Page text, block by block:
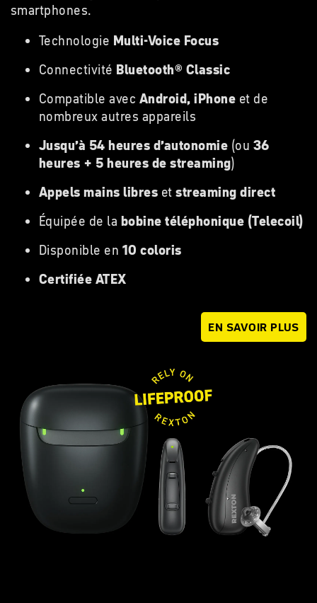
smartphones.
Technologie Multi-Voice Focus
Connectivité Bluetooth® Classic
Compatible avec Android, iPhone et de
nombreux autres appareils
Jusqu’à 54 heures d’autonomie (ou 36
heures + 5 heures de streaming)
Appels mains libres etstreaming direct
Équipée de la bobine téléphonique (Telecoil)
Disponible en 10 coloris
Certifiée ATEX
EN SAVOIR PLUS